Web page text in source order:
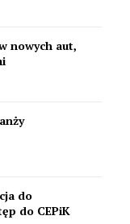
nowych aut,
do
do CEPiK